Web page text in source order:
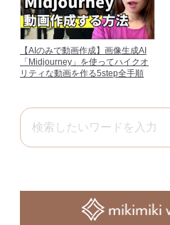
【AIのみで動画作成】画像生成AI
「Midjourney」を使ってハイクオ
リティな動画を作る5step全手順